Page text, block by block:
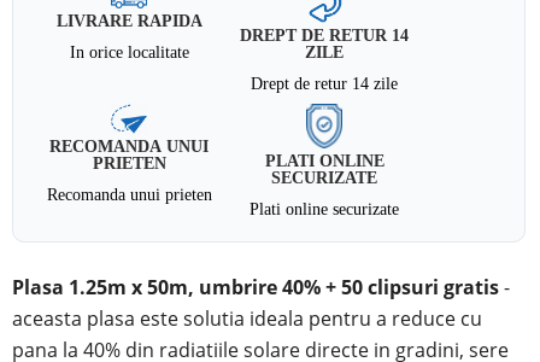
LIVRARE RAPIDA
In orice localitate
DREPT DE RETUR 14
ZILE
Drept de retur 14 zile
RECOMANDA UNUI
PRIETEN
Recomanda unui prieten
PLATI ONLINE
SECURIZATE
Plati online securizate
Plasa 1.25m x 50m, umbrire 40% + 50 clipsuri gratis-
aceasta plasa este solutia ideala pentru a reduce cu
pana la 40% din radiatiile solare directe in gradini, sere